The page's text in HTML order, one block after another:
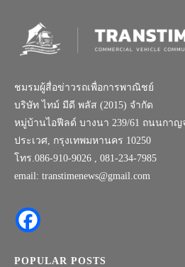
ชมรมผู้สื่อข่าวรถเพื่อการพาณิชย์
บริษัท ไทม์ มีดี พลัส (2015) จำกัด
หมู่บ้านไอฟีลด์ บางนา 239/61 ถนนกาญ
ประเวศ, กรุงเทพมหานคร 10250
โทร.086-910-9026 , 081-234-7985
email: transtimenews@gmail.com
POPULAR POSTS